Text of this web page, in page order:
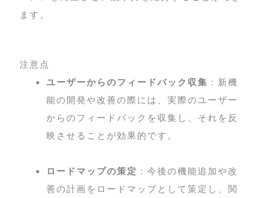
ます。
注意点
ユーザーからのフィードバック収集 ：新機
能の開発や改善の際には、実際のユーザー
からのフィードバックを収集し、それを反
映させることが効果的です。
ロードマップの策定 ：今後の機能追加や改
善の計画をロードマップとして策定し、関